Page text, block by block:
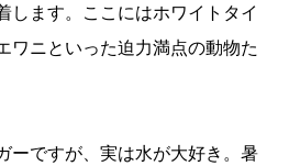
します。ここにはホワイトタイ
ワニといった迫力満点の動物た
ーですが、実は水が大好き。暑